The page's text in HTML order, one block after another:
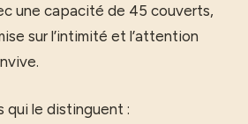
une capacité de 45 couverts,
sur l’intimité et l’attention
qui le distinguent :